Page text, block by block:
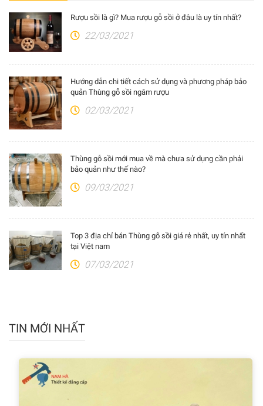
Rượu sồi là gì? Mua rượu gỗ sồi ở đâu là uy tín nhất?
22/03/2021
Hướng dẫn chi tiết cách sử dụng và phương pháp bảo
quản Thùng gỗ sồi ngâm rượu
02/03/2021
Thùng gỗ sồi mới mua về mà chưa sử dụng cần phải
bảo quản như thế nào?
09/03/2021
Top 3 địa chỉ bán Thùng gỗ sồi giá rẻ nhất, uy tín nhất
tại Việt nam
07/03/2021
TIN MỚI NHẤT